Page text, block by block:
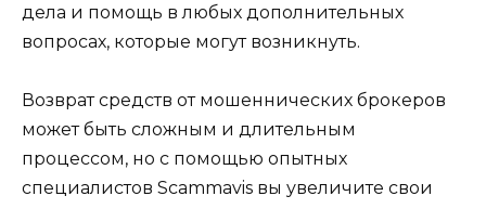
дела и помощь в любых дополнительных
вопросах, которые могут возникнуть.
Возврат средств от мошеннических брокеров
может быть сложным и длительным
процессом, но с помощью опытных
специалистов Scammavis вы увеличите свои